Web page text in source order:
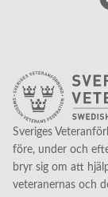
Sveriges
före, under och
bryr sig om att
veteranernas och